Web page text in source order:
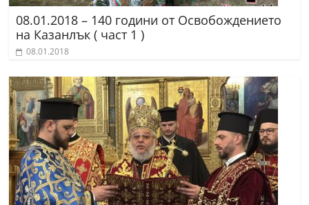
08.01.2018 – 140 години от Освобождението
на Казанлък ( част 1 )
08.01.2018